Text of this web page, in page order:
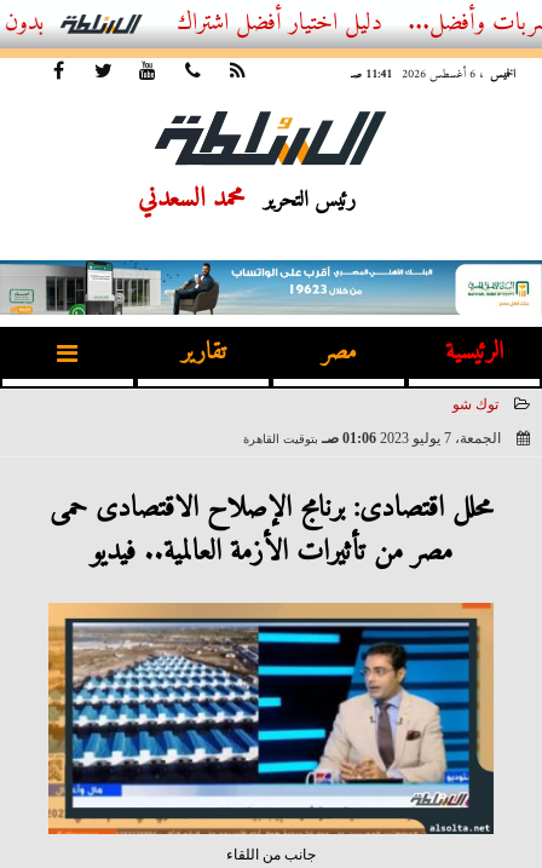
أفضل اشتراك IPTV بدون تقطيع 2026 – دليل المشاهد العصري
الخميس ، 6 أغسطس 2026 11:41 صـ
رئيس التحرير محمد السعدني
الرئيسية مصر تقارير
توك شو
الجمعة، 7 يوليو 2023
01:06 صـ بتوقيت القاهرة
محلل اقتصادى: برنامج الإصلاح الاقتصادى حمى
مصر من تأثيرات الأزمة العالمية.. فيديو
جانب من اللقاء